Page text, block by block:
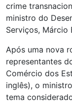
crime
ministro do
Serviços, Márcio
Após uma nova
representantes
Comércio dos
inglês), o
tema